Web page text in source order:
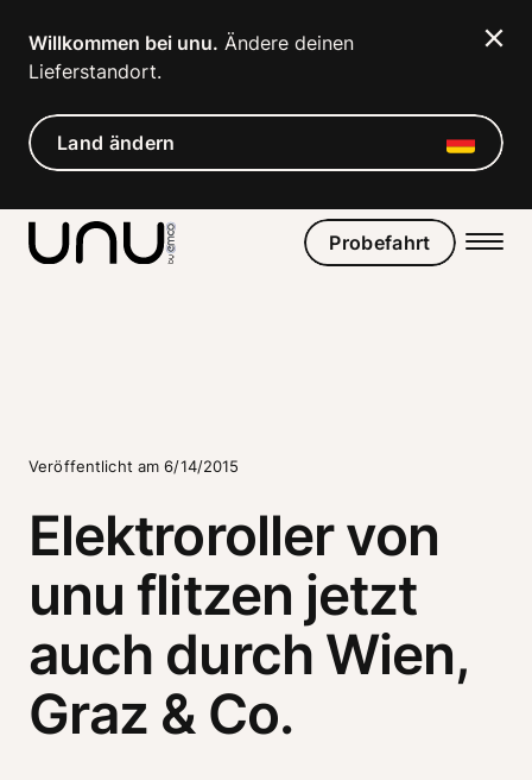
Willkommen bei unu. Ändere deinen
Lieferstandort.
Land ändern
Probefahrt
Veröffentlicht am 6/14/2015
Elektroroller von
unu flitzen jetzt
auch durch Wien,
Graz & Co.